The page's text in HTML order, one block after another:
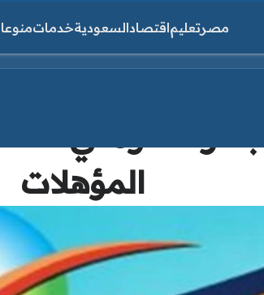
مصرتعليماقتصادالسعوديةخدمات
المؤهلات